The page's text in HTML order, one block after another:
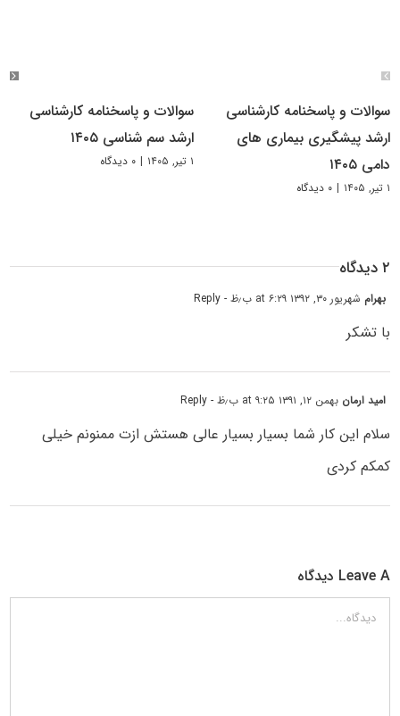
سوالات و پاسخنامه کارشناسی
ارشد پیشگیری بیماری های
دامی ۱۴۰۵
۱ تیر, ۱۴۰۵ | ۰ دیدگاه
سوالات و پاسخنامه کارشناسی
ارشد سم شناسی ۱۴۰۵
۱ تیر, ۱۴۰۵ | ۰ دیدگاه
۲ دیدگاه
بهرام شهریور ۳۰, ۱۳۹۲ at ۶:۲۹ ب٫ظ - Reply
با تشکر
امید ارمان بهمن ۱۲, ۱۳۹۱ at ۹:۲۵ ب٫ظ - Reply
سلام این کار شما بسیار بسیار عالی هستش ازت ممنونم خیلی
کمکم کردی
Leave A دیدگاه
دیدگاه